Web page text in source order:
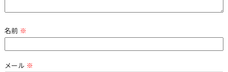
名前 ※
メール ※